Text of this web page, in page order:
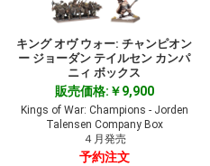
キング オヴ ウォー: チャンピオン
ー ジョーダン テイルセン カンパ
ニィ ボックス
販売価格:￥9,900
Kings of War: Champions - Jorden
Talensen Company Box
４月発売
予約注文